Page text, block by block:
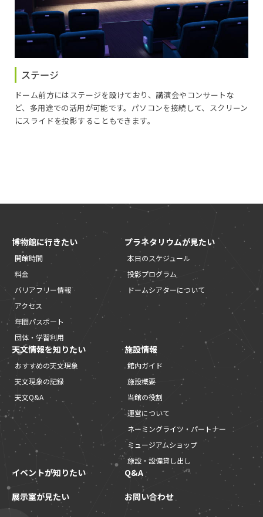
ステージ
ドーム前方にはステージを設けており、講演会やコンサートな
ど、多用途での活用が可能です。パソコンを接続して、スクリーン
にスライドを投影することもできます。
博物館に行きたい
開館時間
料金
バリアフリー情報
アクセス
年間パスポート
団体・学習利用
プラネタリウムが見たい
本日のスケジュール
投影プログラム
ドームシアターについて
天文情報を知りたい
おすすめの天文現象
天文現象の記録
天文Q&A
施設情報
館内ガイド
施設概要
当館の役割
運営について
ネーミングライツ・パートナー
ミュージアムショップ
施設・設備貸し出し
イベントが知りたい
展示室が見たい
Q&A
お問い合わせ